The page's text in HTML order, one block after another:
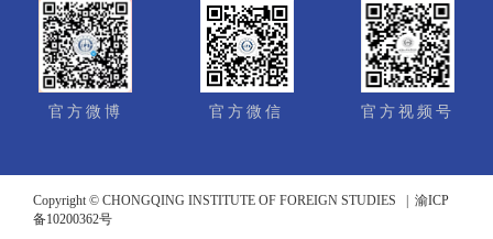
官方微博 官方微信 官方视频号
Copyright © CHONGQING INSTITUTE OF FOREIGN STUDIES | 渝ICP
备10200362号